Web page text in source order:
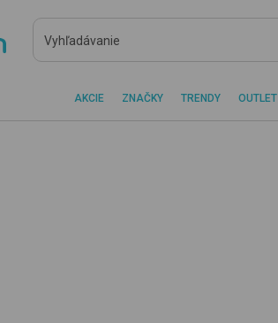
AKCIE ZNAČKY TRENDY OUTLET